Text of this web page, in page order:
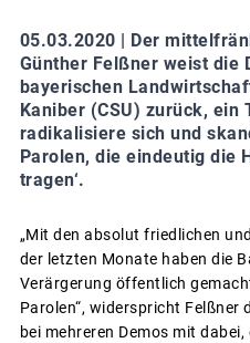
05.03.2020 |
Der
Günther Felßner weist die
bayerischen
Kaniber (CSU) zurück,
radikalisiere sich und
Parolen, die eindeutig die
tragen‘.
„Mit den absolut friedlichen
der letzten Monate haben die
Verärgerung öffentlich
Parolen“, widerspricht Felßner
bei mehreren Demos mit